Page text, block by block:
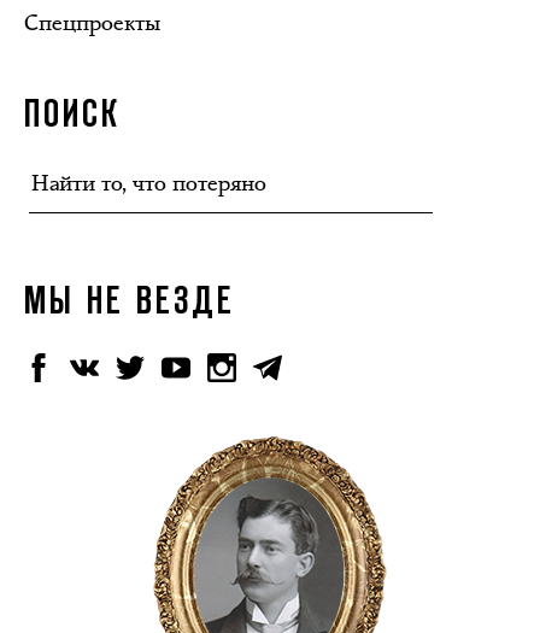
Спецпроекты
ПОИСК
МЫ НЕ ВЕЗДЕ